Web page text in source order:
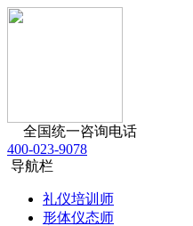
全国统一咨询电话
400-023-9078
导航栏
礼仪培训师
形体仪态师